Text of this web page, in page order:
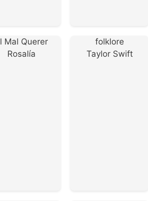
Mal Querer
Rosalía
folklore
Taylor Swift